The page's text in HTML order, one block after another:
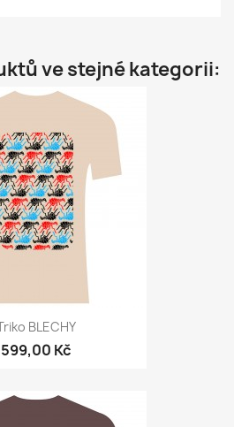
ve stejné kategorii:
BLECHY
599,00 Kč